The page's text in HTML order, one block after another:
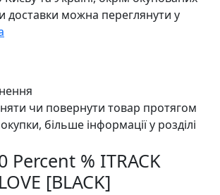
доставки можна переглянути у
чи повернути товар протягом
більше інформації у розділі
Percent % ITRACK
[BLACK]